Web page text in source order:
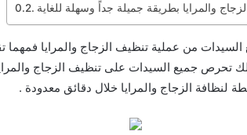
والمرايا بطريقة جميلة جداً وسهلة للغاية
السيدات من عملية تنظيف الزجاج والمرايا فمهما
تحرص جميع السيدات على تنظيف الزجاج
لنظافة الزجاج والمرايا خلال دقائق معدودة .